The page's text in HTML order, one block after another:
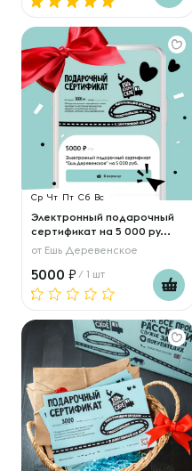
Ср Чт Пт Сб Вс
Электронный подарочный
сертификат на 5 000 ру...
от Ешь Деревенское
5000 / 1 шт